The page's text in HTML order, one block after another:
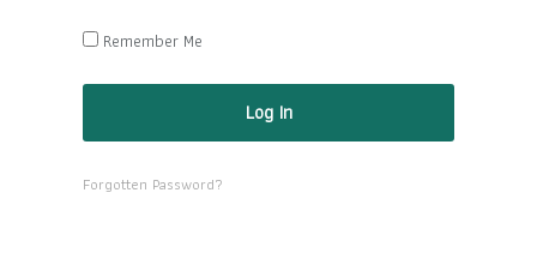
Remember Me
Forgotten Password?